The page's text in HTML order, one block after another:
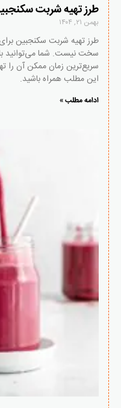
طرز تهیه شربت
بهمن ۲۱, ۱۴۰۴
طرز تهیه شربت سکنجبین
سخت نیست. شما می‌توانید با
سریع‌ترین زمان ممکن آن را
این مطلب همراه باشید.
ادامه مطلب »